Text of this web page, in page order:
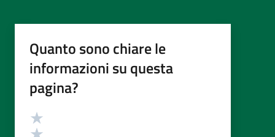
Quanto sono chiare le
informazioni su questa
pagina?
Valutazione